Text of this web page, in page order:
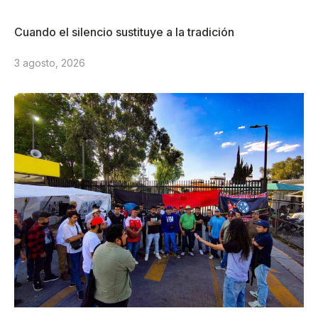
Cuando el silencio sustituye a la tradición
3 agosto, 2026